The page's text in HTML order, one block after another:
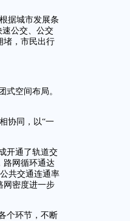
据城市发展条
公交、公交
堵，市民出行
式空间布局。
协同，以“一
开通了轨道交
路网循环通达
共交通连通率
网密度进一步
个环节，不断